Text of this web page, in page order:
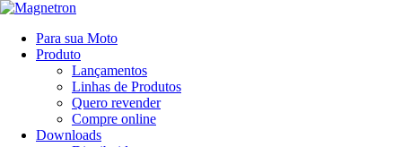
Para sua Moto
Produto
Lançamentos
Linhas de Produtos
Quero revender
Compre online
Downloads